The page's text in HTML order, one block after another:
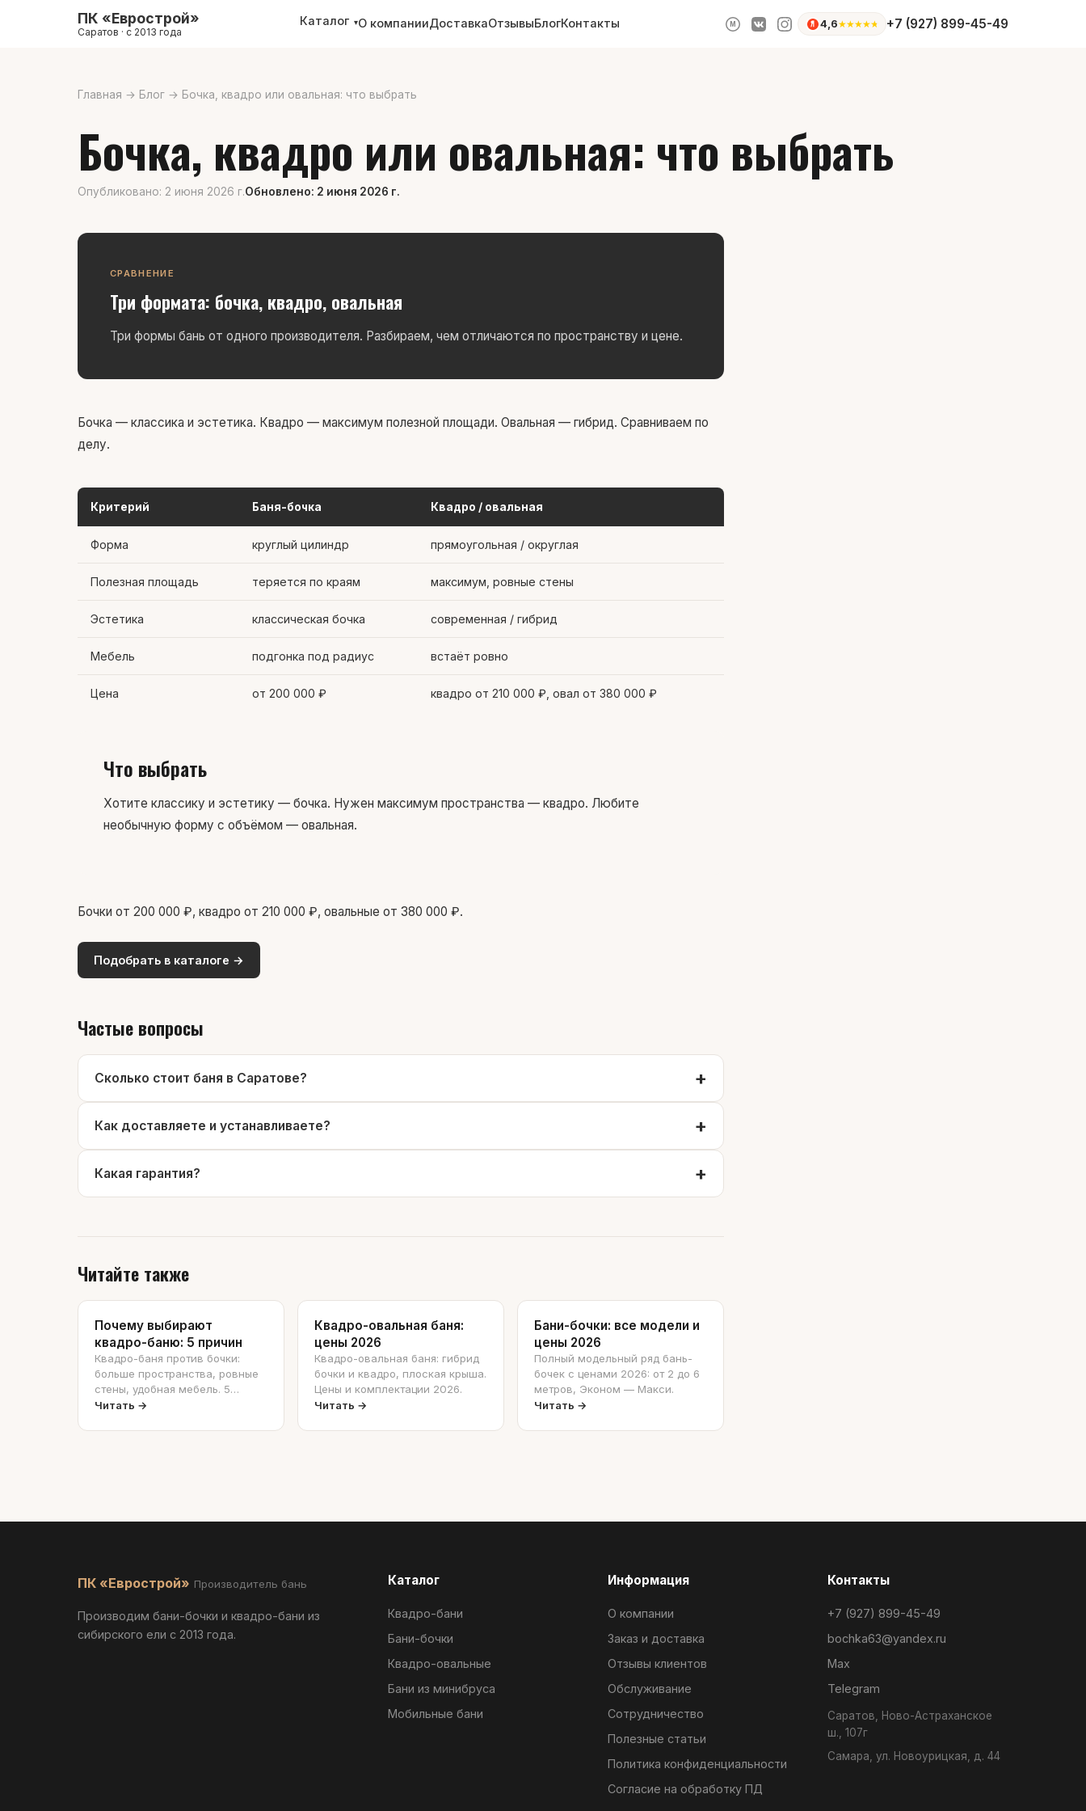
ПК «Еврострой»
Саратов · с 2013 года
Каталог ▾О компанииДоставкаОтзывыБлогКонтакты M 4,6★★★★★ +7 (927) 899-45-49
Главная → Блог → Бочка, квадро или овальная: что выбрать
Бочка, квадро или овальная: что выбрать
Опубликовано: 2 июня 2026 г.Обновлено: 2 июня 2026 г.
СРАВНЕНИЕ
Три формата: бочка, квадро, овальная
Три формы бань от одного производителя. Разбираем, чем отличаются по пространству и цене.
Бочка — классика и эстетика. Квадро — максимум полезной площади. Овальная — гибрид. Сравниваем по
делу.
Критерий Баня-бочка Квадро / овальная
Форма круглый цилиндр прямоугольная / округлая
Полезная площадь теряется по краям максимум, ровные стены
Эстетика классическая бочка современная / гибрид
Мебель подгонка под радиус встаёт ровно
Цена от 200 000 ₽ квадро от 210 000 ₽, овал от 380 000 ₽
Что выбрать
Хотите классику и эстетику — бочка. Нужен максимум пространства — квадро. Любите
необычную форму с объёмом — овальная.
Бочки от 200 000 ₽, квадро от 210 000 ₽, овальные от 380 000 ₽.
Подобрать в каталоге →
Частые вопросы
Сколько стоит баня в Саратове?
Как доставляете и устанавливаете?
Какая гарантия?
Читайте также
Почему выбирают
квадро-баню: 5 причин
Квадро-баня против бочки:
больше пространства, ровные
стены, удобная мебель. 5
причин выбрать квадро.
Читать →
Квадро-овальная баня:
цены 2026
Квадро-овальная баня: гибрид
бочки и квадро, плоская крыша.
Цены и комплектации 2026.
Читать →
Бани-бочки: все модели и
цены 2026
Полный модельный ряд бань-
бочек с ценами 2026: от 2 до 6
метров, Эконом — Макси.
Читать →
ПК «Еврострой» Производитель бань
Производим бани-бочки и квадро-бани из
сибирского ели с 2013 года.
Каталог
Квадро-бани
Бани-бочки
Квадро-овальные
Бани из минибруса
Мобильные бани
Информация
О компании
Заказ и доставка
Отзывы клиентов
Обслуживание
Сотрудничество
Полезные статьи
Политика конфиденциальности
Согласие на обработку ПД
Контакты
+7 (927) 899-45-49
bochka63@yandex.ru
Max
Telegram
Саратов, Ново-Астраханское
ш., 107г
Самара, ул. Новоурицкая, д. 44